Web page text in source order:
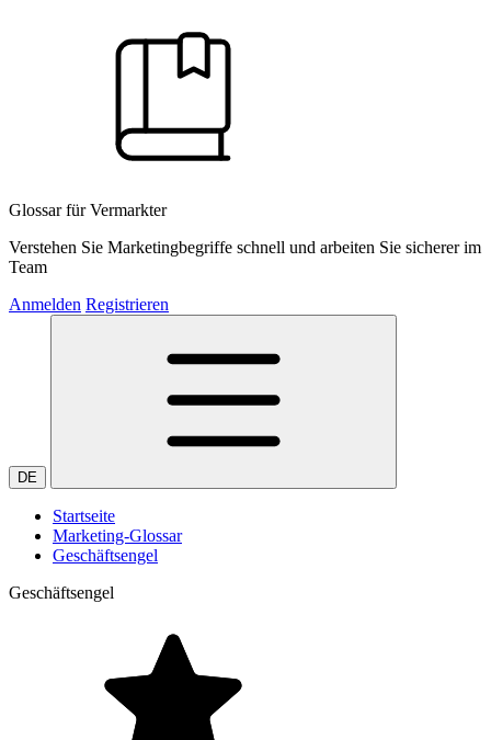
Glossar für Vermarkter
Verstehen Sie Marketingbegriffe schnell und arbeiten Sie sicherer im
Team
Anmelden Registrieren
DE
Startseite
Marketing-Glossar
Geschäftsengel
Geschäftsengel